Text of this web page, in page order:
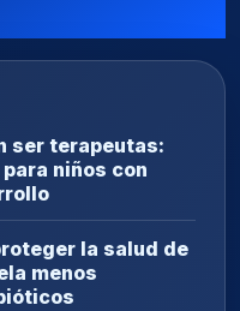
ser terapeutas:
niños con
la salud de
menos